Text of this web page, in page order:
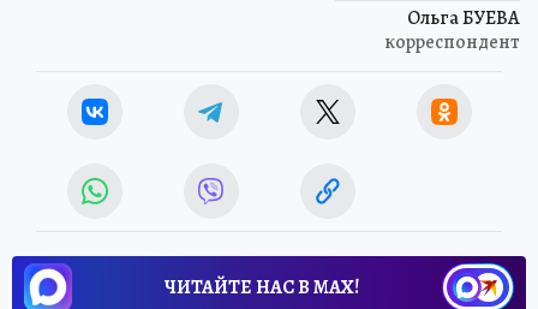
Ольга БУЕВА
корреспондент
ЧИТАЙТЕ НАС В МАХ!